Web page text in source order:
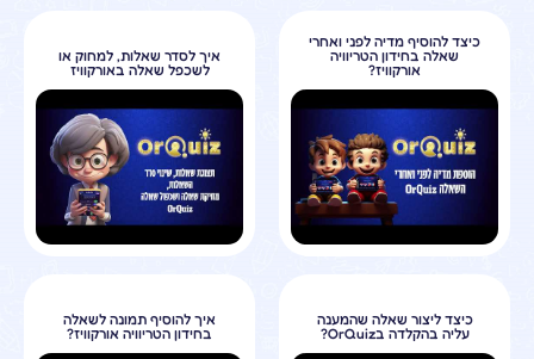
כיצד להוסיף מדיה לפני ואחרי
שאלה בחידון הטריוויה
אורקוויז?
איך לסדר שאלות, למחוק או
לשכפל שאלה באורקוויז
כיצד ליצור שאלה שהמענה
עליה בהקלדה בOrQuiz?
איך להוסיף תמונה לשאלה
בחידון הטריוויה אורקוויז?